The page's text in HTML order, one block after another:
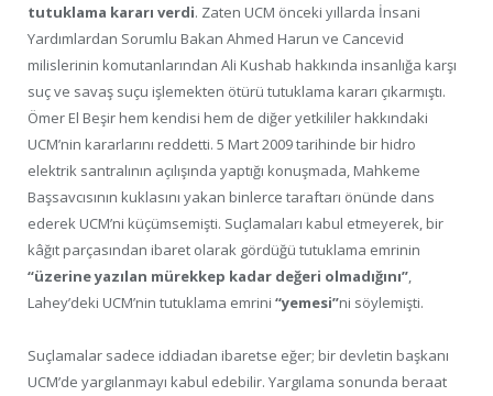
tutuklama kararı verdi. Zaten UCM önceki yıllarda İnsani
Yardımlardan Sorumlu Bakan Ahmed Harun ve Cancevid
milislerinin komutanlarından Ali Kushab hakkında insanlığa karşı
suç ve savaş suçu işlemekten ötürü tutuklama kararı çıkarmıştı.
Ömer El Beşir hem kendisi hem de diğer yetkililer hakkındaki
UCM’nin kararlarını reddetti. 5 Mart 2009 tarihinde bir hidro
elektrik santralının açılışında yaptığı konuşmada, Mahkeme
Başsavcısının kuklasını yakan binlerce taraftarı önünde dans
ederek UCM’ni küçümsemişti. Suçlamaları kabul etmeyerek, bir
kâğıt parçasından ibaret olarak gördüğü tutuklama emrinin
“üzerine yazılan mürekkep kadar değeri olmadığını”,
Lahey’deki UCM’nin tutuklama emrini “yemesi”ni söylemişti.
Suçlamalar sadece iddiadan ibaretse eğer; bir devletin başkanı
UCM’de yargılanmayı kabul edebilir. Yargılama sonunda beraat